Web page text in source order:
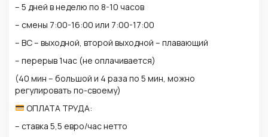
– 5 дней в неделю по 8-10 часов
– смены 7:00-16:00 или 7:00-17:00
– ВС – выходной, второй выходной – плавающий
– перерыв 1час (не оплачивается)
(40 мин – большой и 4 раза по 5 мин, можно
регулировать по-своему)
ОПЛАТА ТРУДА:
– ставка 5,5 евро/час нетто